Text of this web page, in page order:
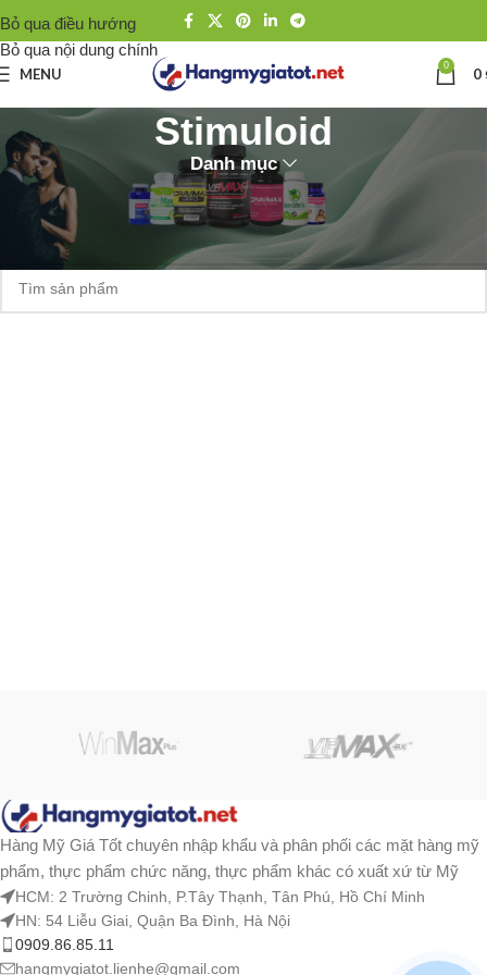
Bỏ qua điều hướng
Bỏ qua nội dung chính
MENU 0 0
Stimuloid
Danh mục
Trang chủ Thương hiệu Stimuloid
Không tìm thấy sản phẩm nào khớp với lựa chọn của bạn.
Hàng Mỹ Giá Tốt chuyên nhập khẩu và phân phối các mặt hàng mỹ
phẩm, thực phẩm chức năng, thực phẩm khác có xuất xứ từ Mỹ
HCM: 2 Trường Chinh, P.Tây Thạnh, Tân Phú, Hồ Chí Minh
HN: 54 Liễu Giai, Quận Ba Đình, Hà Nội
0909.86.85.11
hangmygiatot.lienhe@gmail.com